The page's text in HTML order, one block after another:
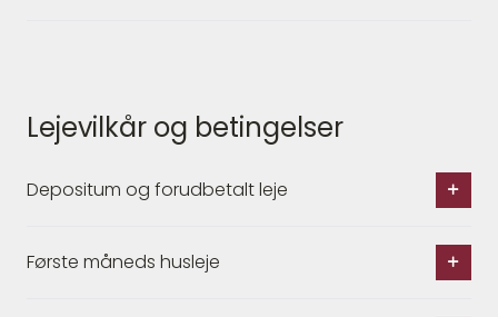
Lejevilkår og betingelser
Depositum og forudbetalt leje
Første måneds husleje